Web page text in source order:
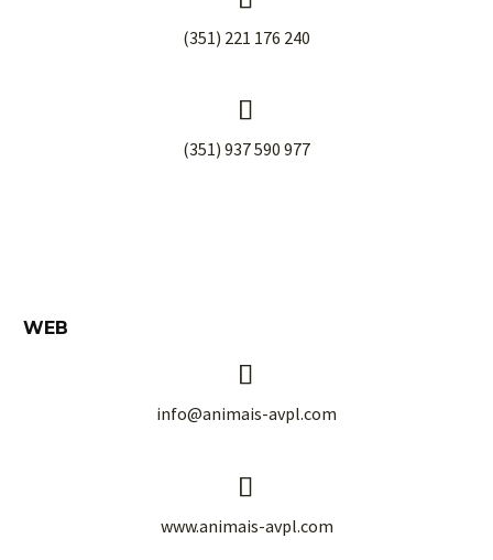
(351) 221 176 240


(351) 937 590 977
WEB


info@animais-avpl.com


www.animais-avpl.com